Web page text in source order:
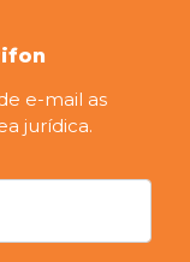
e-mail as
jurídica.